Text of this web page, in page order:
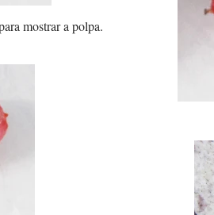
mostrar a polpa.